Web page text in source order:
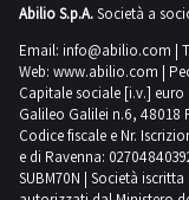
SMS al
della
registrazione.
Dopodiché,
sei pronto
per fare la
tua offerta!
Non
perdere
l’occasione
Abilio S.p.A.Società a
Email: info@abilio.com |
Web: www.abilio.com |
Capitale sociale [i.v.] euro
Galileo Galilei n.6, 48018
Codice fiscale e Nr.
e di Ravenna:
SUBM70N | Società